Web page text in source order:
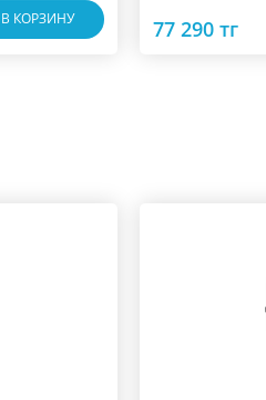
В КОРЗИНУ 77 290 тг